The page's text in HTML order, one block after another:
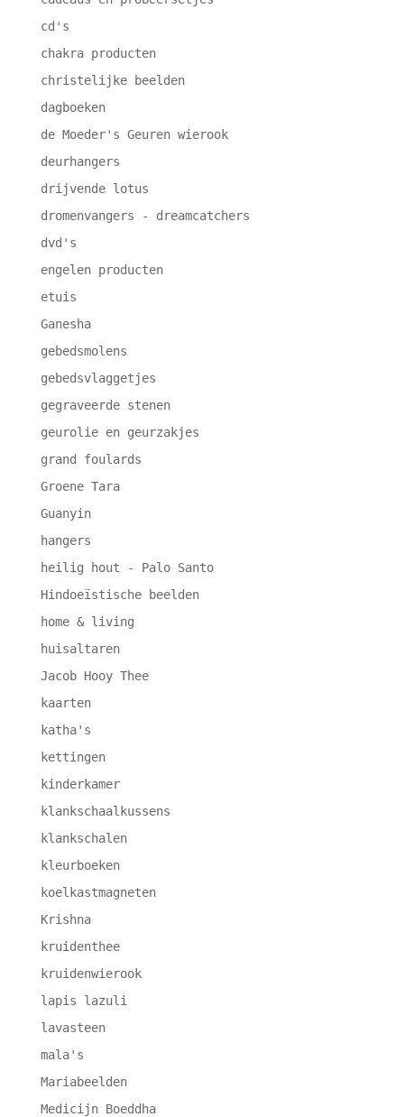
cd's
chakra producten
christelijke beelden
dagboeken
de Moeder's Geuren wierook
deurhangers
drijvende lotus
dromenvangers - dreamcatchers
dvd's
engelen producten
etuis
Ganesha
gebedsmolens
gebedsvlaggetjes
gegraveerde stenen
geurolie en geurzakjes
grand foulards
Groene Tara
Guanyin
hangers
heilig hout - Palo Santo
Hindoeïstische beelden
home & living
huisaltaren
Jacob Hooy Thee
kaarten
katha's
kettingen
kinderkamer
klankschaalkussens
klankschalen
kleurboeken
koelkastmagneten
Krishna
kruidenthee
kruidenwierook
lapis lazuli
lavasteen
mala's
Mariabeelden
Medicijn Boeddha